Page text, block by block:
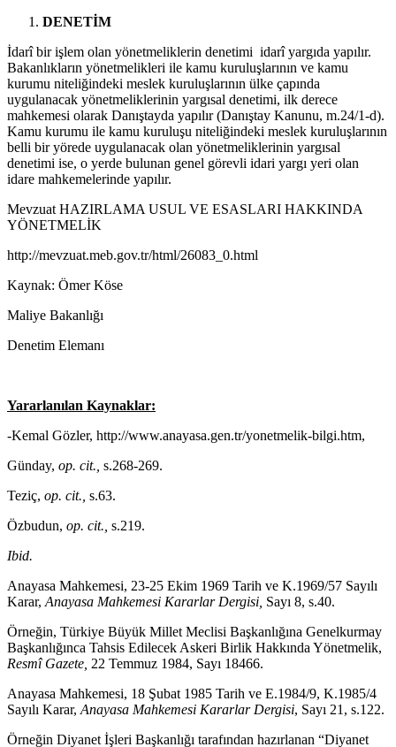
DENETİM
İdarî bir işlem olan yönetmeliklerin denetimi idarî yargıda yapılır.
Bakanlıkların yönetmelikleri ile kamu kuruluşlarının ve kamu
kurumu niteliğindeki meslek kuruluşlarının ülke çapında
uygulanacak yönetmeliklerinin yargısal denetimi, ilk derece
mahkemesi olarak Danıştayda yapılır (Danıştay Kanunu, m.24/1-d).
Kamu kurumu ile kamu kuruluşu niteliğindeki meslek kuruluşlarının
belli bir yörede uygulanacak olan yönetmeliklerinin yargısal
denetimi ise, o yerde bulunan genel görevli idari yargı yeri olan
idare mahkemelerinde yapılır.
Mevzuat HAZIRLAMA USUL VE ESASLARI HAKKINDA
YÖNETMELİK
http://mevzuat.meb.gov.tr/html/26083_0.html
Kaynak: Ömer Köse
Maliye Bakanlığı
Denetim Elemanı
Yararlanılan Kaynaklar:
-Kemal Gözler, http://www.anayasa.gen.tr/yonetmelik-bilgi.htm,
Günday, op. cit., s.268-269.
Teziç, op. cit., s.63.
Özbudun, op. cit., s.219.
Ibid.
Anayasa Mahkemesi, 23-25 Ekim 1969 Tarih ve K.1969/57 Sayılı
Karar, Anayasa Mahkemesi Kararlar Dergisi, Sayı 8, s.40.
Örneğin, Türkiye Büyük Millet Meclisi Başkanlığına Genelkurmay
Başkanlığınca Tahsis Edilecek Askeri Birlik Hakkında Yönetmelik,
Resmî Gazete, 22 Temmuz 1984, Sayı 18466.
Anayasa Mahkemesi, 18 Şubat 1985 Tarih ve E.1984/9, K.1985/4
Sayılı Karar, Anayasa Mahkemesi Kararlar Dergisi, Sayı 21, s.122.
Örneğin Diyanet İşleri Başkanlığı tarafından hazırlanan “Diyanet